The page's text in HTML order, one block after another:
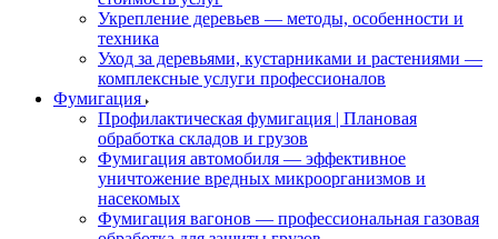
Укрепление деревьев — методы, особенности и
техника
Уход за деревьями, кустарниками и растениями —
комплексные услуги профессионалов
Фумигация
Профилактическая фумигация | Плановая
обработка складов и грузов
Фумигация автомобиля — эффективное
уничтожение вредных микроорганизмов и
насекомых
Фумигация вагонов — профессиональная газовая